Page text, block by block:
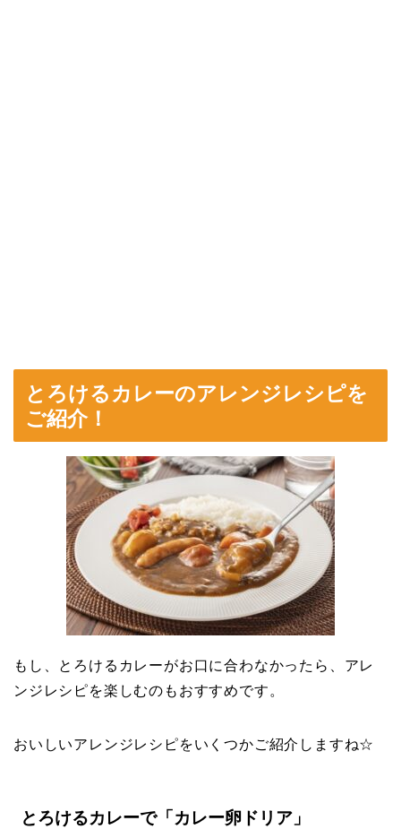
とろけるカレーのアレンジレシピを
ご紹介！
もし、とろけるカレーがお口に合わなかったら、アレ
ンジレシピを楽しむのもおすすめです。
おいしいアレンジレシピをいくつかご紹介しますね☆
とろけるカレーで「カレー卵ドリア」